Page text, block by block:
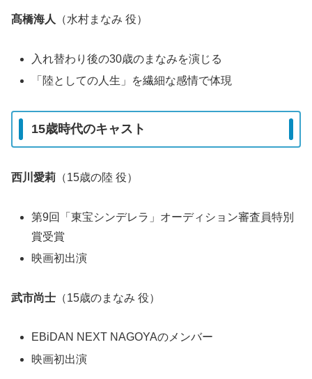
髙橋海人 （水村まなみ 役）
入れ替わり後の30歳のまなみを演じる
「陸としての人生」を繊細な感情で体現
15歳時代のキャスト
西川愛莉 （15歳の陸 役）
第9回「東宝シンデレラ」オーディション審査員特別
賞受賞
映画初出演
武市尚士 （15歳のまなみ 役）
EBiDAN NEXT NAGOYAのメンバー
映画初出演